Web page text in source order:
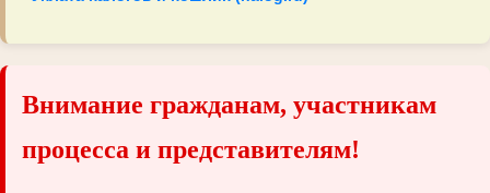
Внимание гражданам, участникам
процесса и представителям!